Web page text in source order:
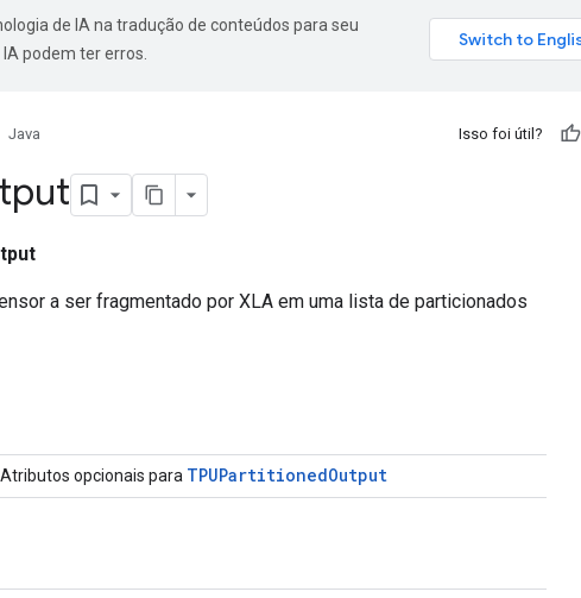
de IA na tradução de conteúdos para seu
podem ter erros.
Java Isso foi útil?
a ser fragmentado por XLA em uma lista de particionados
Atributos opcionais para TPUPartitionedOutput